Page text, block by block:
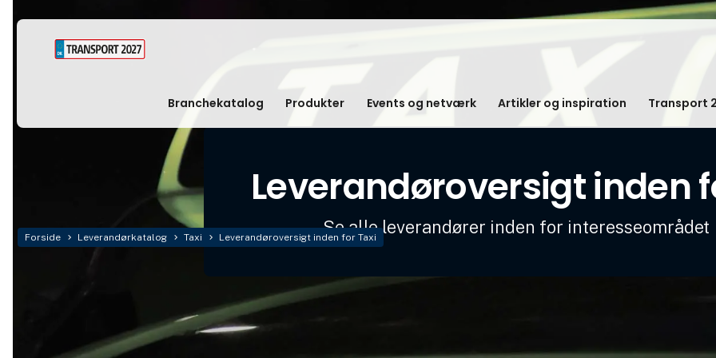
Branchekatalog Produkter Events og netværk Artikler og inspiration Transport
Forside Leverandørkatalog Taxi Leverandøroversigt inden for Taxi
Leverandøroversigt inden
Se alle leverandører inden for interesseområdet